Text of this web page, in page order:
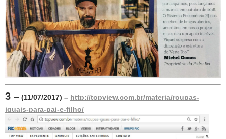
3 – (11/07/2017) – http://topview.com.br/materia/roupas-
iguais-para-pai-e-filho/